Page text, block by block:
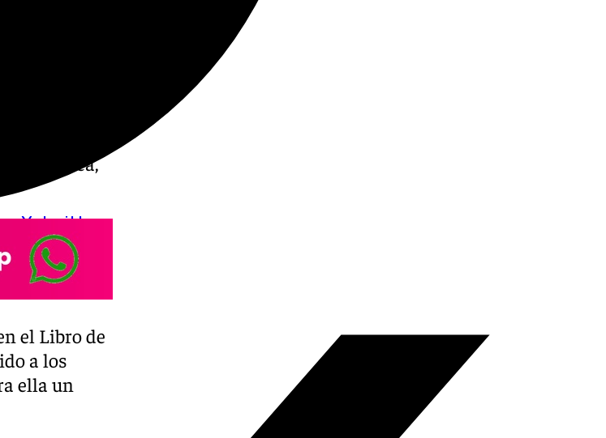
X-twitter
que las
vez y
y ‹Los
atravesando
el Libro de
a los
ella un